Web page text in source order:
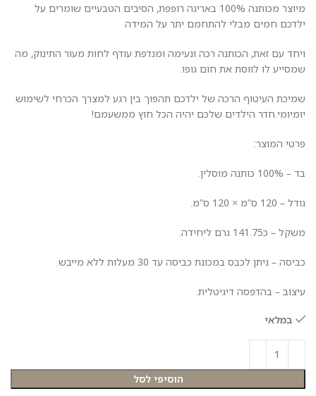
מיוצר מכותנה 100% באריגה רופפת, הסיבים הטבעיים שומרים על
ילדכם חמים מבלי להתחמם יתר על המידה
ויחד עם זאת, הכותנה רכה ונעימה ומנדפת עודף לחות מעור התינוק, מה
שמסייע לו לווסת את חום גופו.
שמיכת העיטוף הרכה של ילדכם תהפוך בין רגע למצרך הכרחי לשימוש
יומיומי.חדר הילדים שלכם יהיה הכל חוץ ממשעמם!
פרטי המוצר:
בד – 100% כותנה מוסלין.
גודל – 120 ס”מ × 120 ס”מ.
משקל – כ141.75 גרם ליחידה.
כביסה – ניתן לכבס במכונת כביסה עד 30 מעלות ללא מייבש.
עיצוב – בהדפסה דיגיטלית.
במלאי
הוסיפי לסל